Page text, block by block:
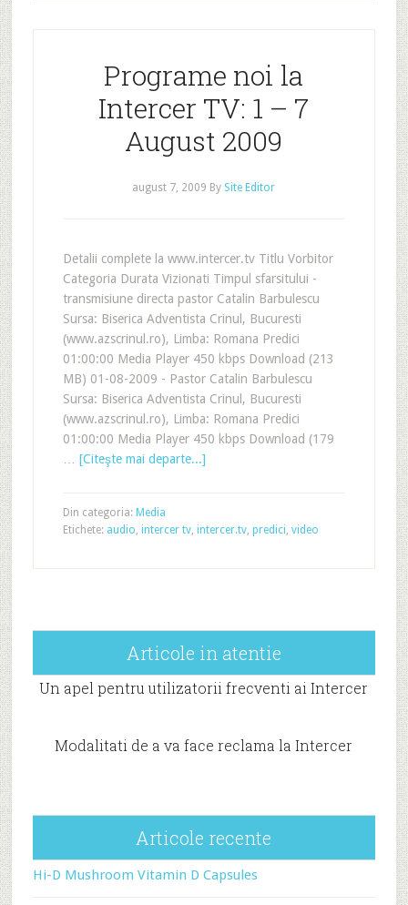
Programe noi la
Intercer TV: 1 – 7
August 2009
august 7, 2009 By Site Editor
Detalii complete la www.intercer.tv Titlu Vorbitor
Categoria Durata Vizionati Timpul sfarsitului -
transmisiune directa pastor Catalin Barbulescu
Sursa: Biserica Adventista Crinul, Bucuresti
(www.azscrinul.ro), Limba: Romana Predici
01:00:00 Media Player 450 kbps Download (213
MB) 01-08-2009 - Pastor Catalin Barbulescu
Sursa: Biserica Adventista Crinul, Bucuresti
(www.azscrinul.ro), Limba: Romana Predici
01:00:00 Media Player 450 kbps Download (179
[Citeşte mai departe...]
Din categoria: Media
Etichete: audio, intercer tv, intercer.tv, predici, video
Articole in atentie
Un apel pentru utilizatorii frecventi ai Intercer
Modalitati de a va face reclama la Intercer
Articole recente
Hi-D Mushroom Vitamin D Capsules